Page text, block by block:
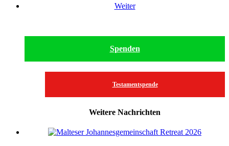
Weiter
Spenden
Testamentspende
Weitere Nachrichten